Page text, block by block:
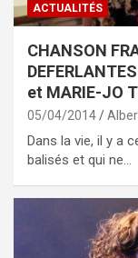
ACTUALITÉS
CHANSON
et MARIE-JO
05/04/2014
Dans la vie, il y a
balisés et qui ne…